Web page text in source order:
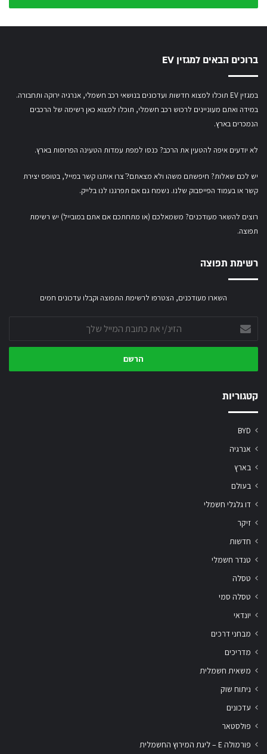
שלך
ברוכים הבאים למגזין EV
במגזין EV תוכלו למצוא חדשות ועדכונים בנושאי רכב חשמלי, אנרגיה ירוקה ותחבורה.
במידה ואתם מעוניינים לרכוש רכב חשמלי, תוכלו למצוא כאן רשימה של הרכבים
הנמכרים בארץ.
לא יודעים איפה להטעין את הרכב? כנסו למפת עמדות הטעינה הפרוסות בארץ.
יש לכם שאלות? חיפשתם משהו ולא מצאתם?ֿ צרו איתנו קשר במייל, בטופס יצירת
קשראובעמוד הפייסבוק שלנו. נשמח גם אם תפרגנו לנו בלייק.
רוצים להשאר מעודכנים? משמאלכם (או מתחתכם אם אתם במובייל) יש רשימת
תפוצה.
רשימת תפוצה
השארו מעודכנים, הצטרפו לרשימת התפוצה וקבלו עדכונים חמים
את
כתובת
שלך
קטגוריות
BYD
אנרגיה
בארץ
בעולם
דו גלגלי חשמלי
זיקר
חדשות
טנדר חשמלי
טסלה
טסלה סמי
יונדאי
מבחני דרכים
מדריכים
משאית חשמלית
ניתוח שוק
עדכונים
פולסטאר
פורמולה E – ליגת המירוץ החשמלית